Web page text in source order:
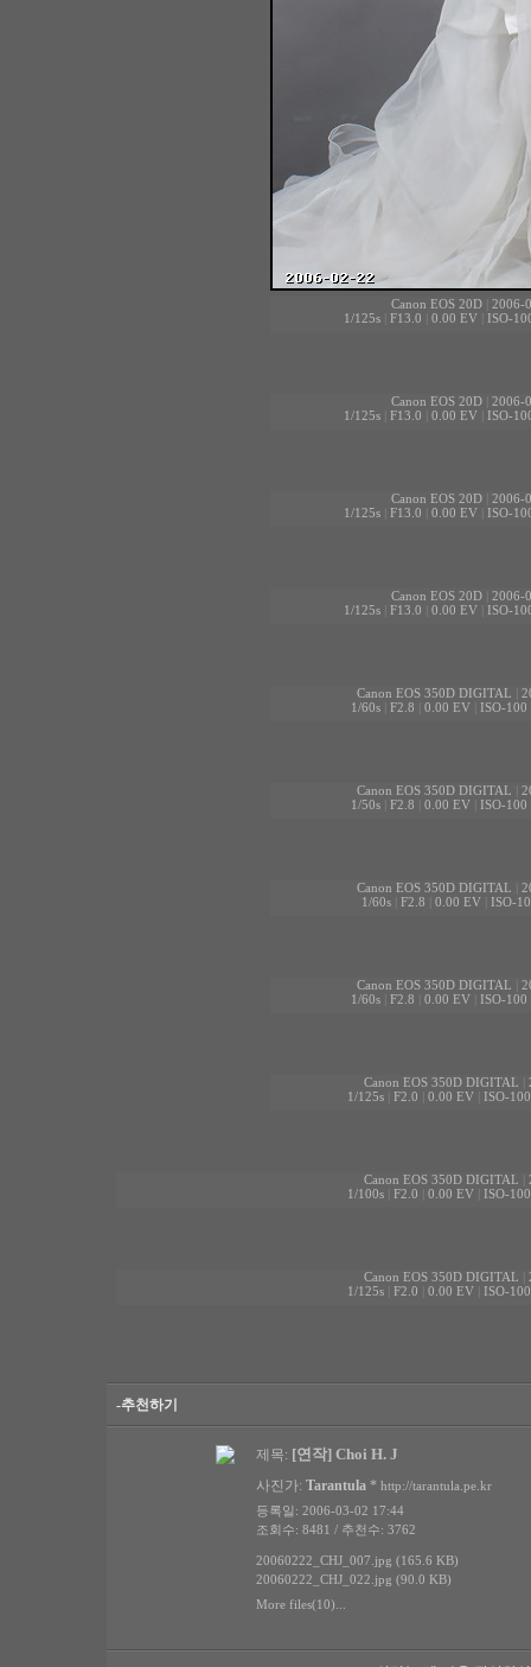
Canon EOS 20D| 2006-
1/125s| F13.0 0.00 EV| ISO-
Canon EOS 20D| 2006-
1/125s| F13.0 0.00 EV| ISO-
Canon EOS 20D| 2006-
1/125s| F13.0 0.00 EV| ISO-
Canon EOS 20D| 2006-
1/125s| F13.0 0.00 EV| ISO-
Canon EOS 350D DIGITAL
1/60s| F2.8 0.00 EV| ISO-100
Canon EOS 350D DIGITAL
1/50s| F2.8 0.00 EV| ISO-100
Canon EOS 350D DIGITAL
1/60s| F2.8 0.00 EV| ISO-
Canon EOS 350D DIGITAL
1/60s| F2.8 0.00 EV| ISO-100
Canon EOS 350D DIGITAL
1/125s| F2.0 0.00 EV| ISO-100
Canon EOS 350D DIGITAL
1/100s| F2.0 0.00 EV| ISO-100
Canon EOS 350D DIGITAL
1/125s| F2.0 0.00 EV| ISO-100
-추천하기
제목: [연작] Choi H. J
사진가: Tarantula * http://tarantula.pe.kr
등록일: 2006-03-02 17:44
조회수: 8481 / 추천수: 3762
20060222_CHJ_007.jpg (165.6 KB)
20060222_CHJ_022.jpg (90.0 KB)
More files(10)...